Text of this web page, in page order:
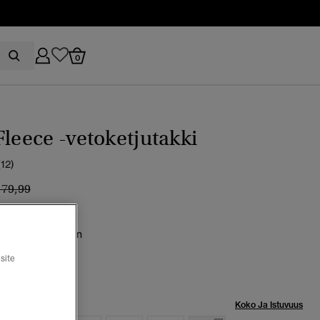
0
-vetoketjutakki
alennettu hinnasta
hintaan
goods olive green
Koko Ja Istuvuus